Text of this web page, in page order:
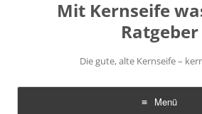
Mit Kernseife
Ratgeber
Die gute, alte Kernseife –
Menü